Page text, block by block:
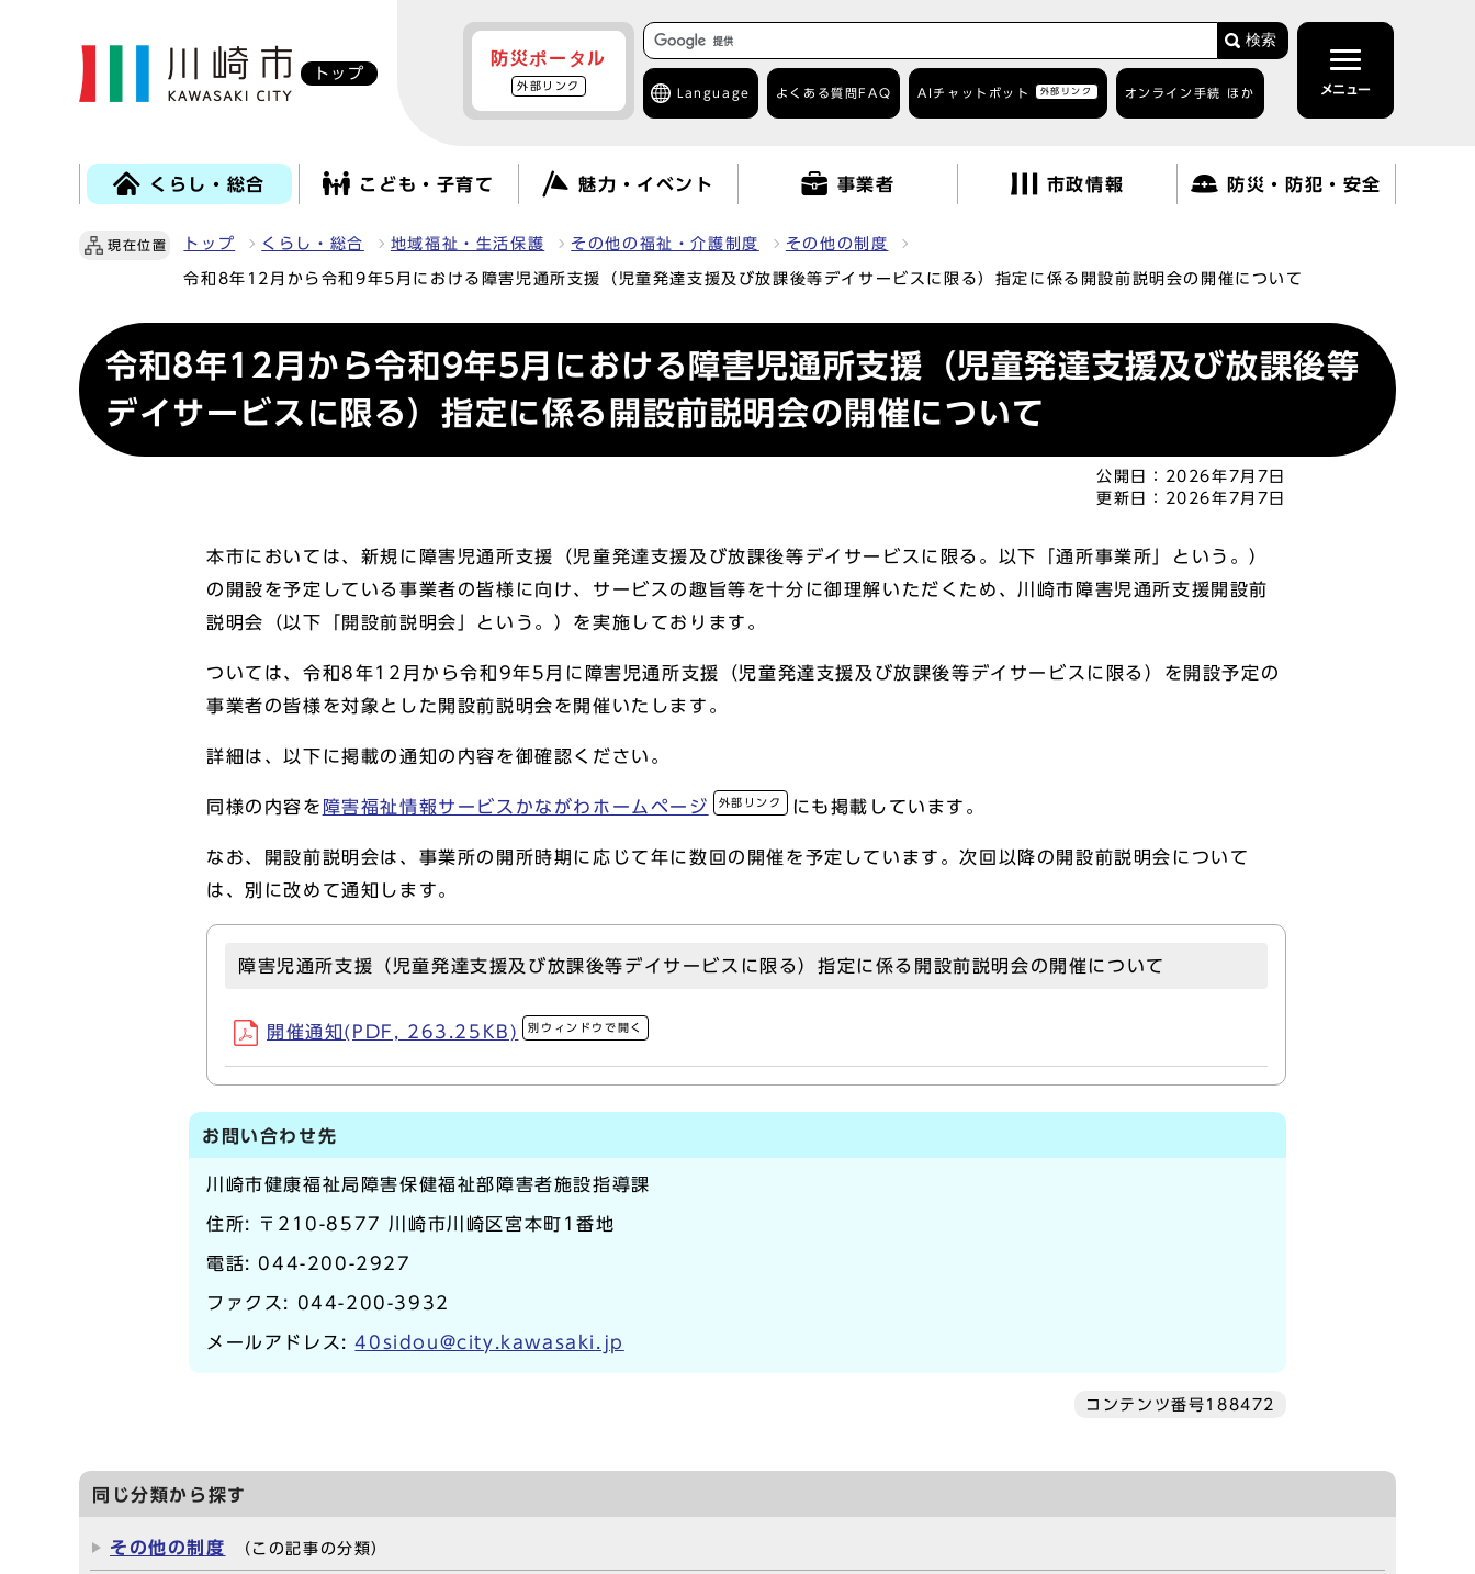
トップ
防災ポータル
外部リンク
検索
Language よくある質問 FAQ AIチャットボット 外部リンク オンライン手続 ほか メニュー
くらし・総合 こども・子育て 魅力・イベント 事業者 市政情報 防災・防犯・安全
現在位置 トップ くらし・総合 地域福祉・生活保護 その他の福祉・介護制度 その他の制度
令和8年12月から令和9年5月における障害児通所支援（児童発達支援及び放課後等デイサービスに限る）指定に係る開設前説明会の開催について
令和8年12月から令和9年5月における障害児通所支援（児童発達支援及び放課後等
デイサービスに限る）指定に係る開設前説明会の開催について
公開日：
2026年7月7日
更新日：
2026年7月7日
本市においては、新規に障害児通所支援（児童発達支援及び放課後等デイサービスに限る。以下「通所事業所」という。）
の開設を予定している事業者の皆様に向け、サービスの趣旨等を十分に御理解いただくため、川崎市障害児通所支援開設前
説明会（以下「開設前説明会」という。）を実施しております。
ついては、令和8年12月から令和9年5月に障害児通所支援（児童発達支援及び放課後等デイサービスに限る）を開設予定の
事業者の皆様を対象とした開設前説明会を開催いたします。
詳細は、以下に掲載の通知の内容を御確認ください。
同様の内容を 障害福祉情報サービスかながわホームページ 外部リンク にも掲載しています。
なお、開設前説明会は、事業所の開所時期に応じて年に数回の開催を予定しています。次回以降の開設前説明会について
は、別に改めて通知します。
障害児通所支援（児童発達支援及び放課後等デイサービスに限る）指定に係る開設前説明会の開催について
開催通知(PDF, 263.25KB) 別ウィンドウで開く
お問い合わせ先
川崎市健康福祉局障害保健福祉部障害者施設指導課
住所: 〒210-8577 川崎市川崎区宮本町1番地
電話: 044-200-2927
ファクス: 044-200-3932
メールアドレス:40sidou@city.kawasaki.jp
コンテンツ番号188472
同じ分類から探す
その他の制度 （この記事の分類）